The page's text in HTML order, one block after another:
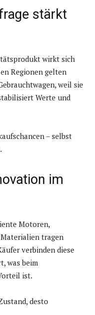
stärkt
wirkt sich
Regionen gelten
weil sie
Werte und
– selbst
im
Motoren,
tragen
verbinden diese
was beim
ist.
desto